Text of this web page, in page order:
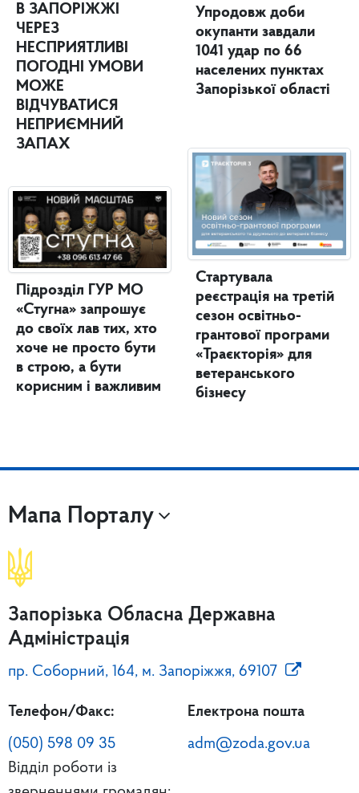
В ЗАПОРІЖЖІ
ЧЕРЕЗ
НЕСПРИЯТЛИВІ
ПОГОДНІ УМОВИ
МОЖЕ
ВІДЧУВАТИСЯ
НЕПРИЄМНИЙ
ЗАПАХ
Підрозділ ГУР МО
«Стугна» запрошує
до своїх лав тих, хто
хоче не просто бути
в строю, а бути
корисним і важливим
Упродовж доби
окупанти завдали
1041 удар по 66
населених пунктах
Запорізької області
Стартувала
реєстрація на третій
сезон освітньо-
грантової програми
«Траєкторія» для
ветеранського
бізнесу
Мапа Порталу
Запорізька Обласна Державна
Адміністрація
пр. Соборний, 164, м. Запоріжжя, 69107
Телефон/Факс:
(050) 598 09 35
Відділ роботи із
Електрона пошта
adm@zoda.gov.ua